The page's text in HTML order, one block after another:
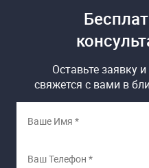
Оставьте заявку
свяжется с вами в